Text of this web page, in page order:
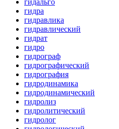
гидра
гидравлика
гидравлический
гидрат
гидро
гидрограф
гидрографический
гидрография
гидродинамика
гидродинамический
гидролиз
гидролитический
гидролог